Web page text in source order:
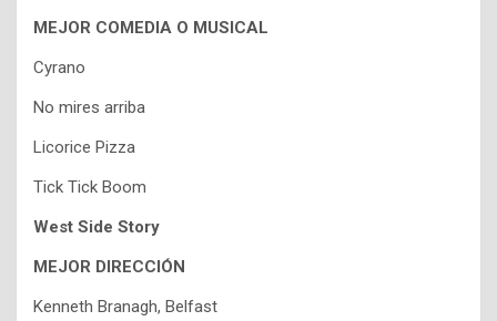
MEJOR COMEDIA O MUSICAL
Cyrano
No mires arriba
Licorice Pizza
Tick Tick Boom
West Side Story
MEJOR DIRECCIÓN
Kenneth Branagh, Belfast